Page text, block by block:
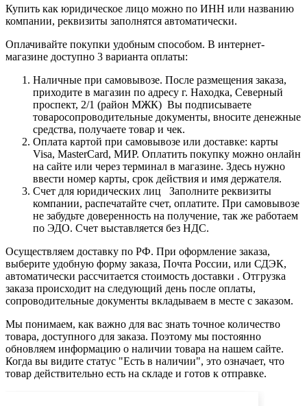
Купить как юридическое лицо можно по ИНН или названию
компании, реквизиты заполнятся автоматически.
Оплачивайте покупки удобным способом. В интернет-
магазине доступно 3 варианта оплаты:
Наличные при самовывозе. После размещения заказа,
приходите в магазин по адресу г. Находка, Северный
проспект, 2/1 (район МЖК) Вы подписываете
товаросопроводительные документы, вносите денежные
средства, получаете товар и чек.
Оплата картой при самовывозе или доставке: карты
Visa, MasterCard, МИР. Оплатить покупку можно онлайн
на сайте или через терминал в магазине. Здесь нужно
ввести номер карты, срок действия и имя держателя.
Счет для юридических лиц Заполните реквизиты
компании, распечатайте счет, оплатите. При самовывозе
не забудьте доверенность на получение, так же работаем
по ЭДО. Счет выставляется без НДС.
Осуществляем доставку по РФ. При оформление заказа,
выберите удобную форму заказа, Почта России, или СДЭК,
автоматически рассчитается стоимость доставки . Отгрузка
заказа происходит на следующий день после оплаты,
сопроводительные документы вкладываем в месте с заказом.
Мы понимаем, как важно для вас знать точное количество
товара, доступного для заказа. Поэтому мы постоянно
обновляем информацию о наличии товара на нашем сайте.
Когда вы видите статус "Есть в наличии", это означает, что
товар действительно есть на складе и готов к отправке.